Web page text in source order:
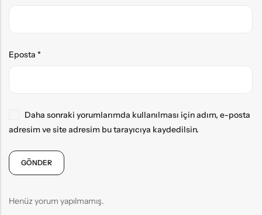
Eposta *
Daha sonraki yorumlarımda kullanılması için adım, e-posta
adresim ve site adresim bu tarayıcıya kaydedilsin.
Henüz yorum yapılmamış.